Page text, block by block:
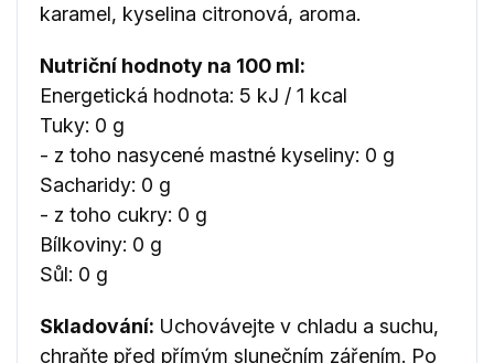
karamel, kyselina citronová, aroma.
Nutriční hodnoty na 100 ml:
Energetická hodnota: 5 kJ / 1 kcal
Tuky: 0 g
- z toho nasycené mastné kyseliny: 0 g
Sacharidy: 0 g
- z toho cukry: 0 g
Bílkoviny: 0 g
Sůl: 0 g
Skladování: Uchovávejte v chladu a suchu,
chraňte před přímým slunečním zářením. Po